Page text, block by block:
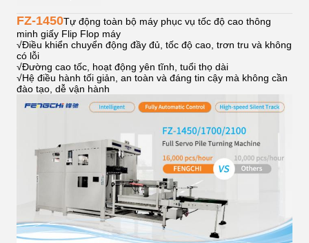
FZ-1450Tự động toàn bộ máy phục vụ tốc độ cao thông
minh giấy Flip Flop máy
√Điều khiển chuyển động đầy đủ, tốc độ cao, trơn tru và không
có lỗi
√Đường cao tốc, hoạt động yên tĩnh, tuổi thọ dài
√Hệ điều hành tối giản, an toàn và đáng tin cậy mà không cần
đào tạo, dễ vận hành